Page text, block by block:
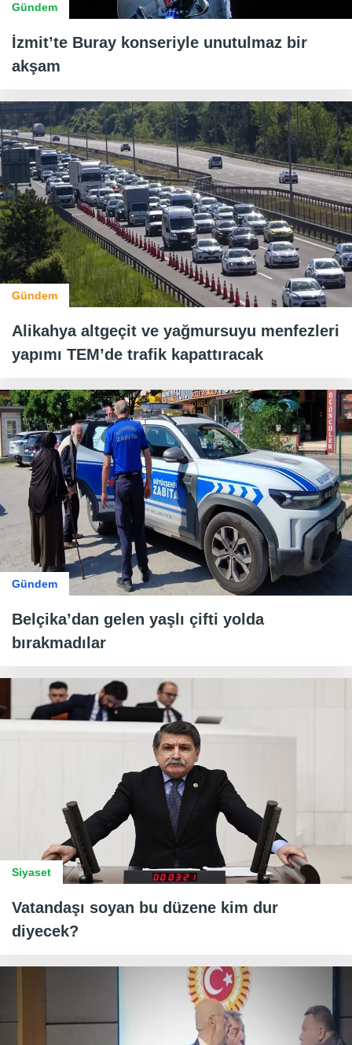
Gündem
İzmit’te Buray konseriyle unutulmaz bir
akşam
Gündem
Alikahya altgeçit ve yağmursuyu menfezleri
yapımı TEM’de trafik kapattıracak
Gündem
Belçika’dan gelen yaşlı çifti yolda
bırakmadılar
Siyaset
Vatandaşı soyan bu düzene kim dur
diyecek?